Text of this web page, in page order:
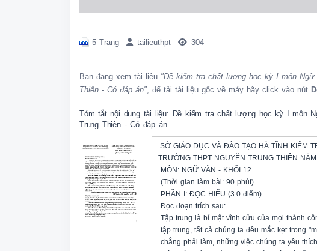
5 Trang tailieuthpt 304
Bạn đang xem tài liệu "Đề kiểm tra chất lượng học kỳ I môn Ngữ
Thiên - Có đáp án", để tải tài liệu gốc về máy hãy click vào nút
Tóm tắt nội dung tài liệu: Đề kiểm tra chất lượng học kỳ I môn
Trung Thiên - Có đáp án
SỞ GIÁO DỤC VÀ ĐÀO TẠO HÀ TĨNH KIỂM
TRƯỜNG THPT NGUYỄN TRUNG THIÊN
MÔN: NGỮ VĂN - KHỐI 12
(Thời gian làm bài: 90 phút)
PHẦN I: ĐỌC HIỂU (3.0 điểm)
Đọc đoạn trích sau:
Tập trung là bí mật vĩnh cửu của mọi thành
tập trung, tất cả chúng ta đều mắc kẹt trong
chẳng phải làm, những việc chúng ta yêu